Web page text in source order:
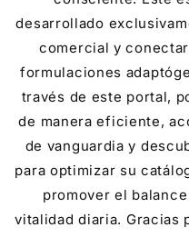
desarrollado
comercial y
formulaciones
través de este portal,
de manera eficiente,
de vanguardia y
para optimizar su
promover el
vitalidad diaria. Gracias